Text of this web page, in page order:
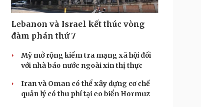
Lebanon và Israel kết thúc vòng
đàm phán thứ 7
Mỹ mở rộng kiểm tra mạng xã hội đối
với nhà báo nước ngoài xin thị thực
Iran và Oman có thể xây dựng cơ chế
quản lý có thu phí tại eo biển Hormuz